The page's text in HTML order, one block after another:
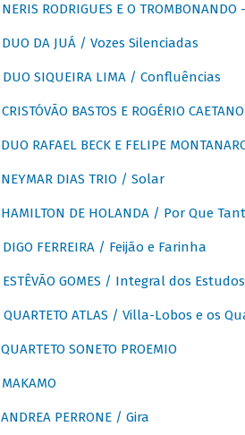
NERIS RODRIGUES E O
DUO DA JUÁ / Vozes Silenciadas
DUO SIQUEIRA LIMA / Confluências
CRISTÓVÃO BASTOS E ROGÉRIO CAETANO
DUO RAFAEL BECK E FELIPE
NEYMAR DIAS TRIO / Solar
HAMILTON DE HOLANDA / Por Que
DIGO FERREIRA / Feijão e Farinha
ESTÊVÃO GOMES / Integral dos
QUARTETO ATLAS / Villa-Lobos e os
QUARTETO SONETO PROEMIO
MAKAMO
ANDREA PERRONE / Gira